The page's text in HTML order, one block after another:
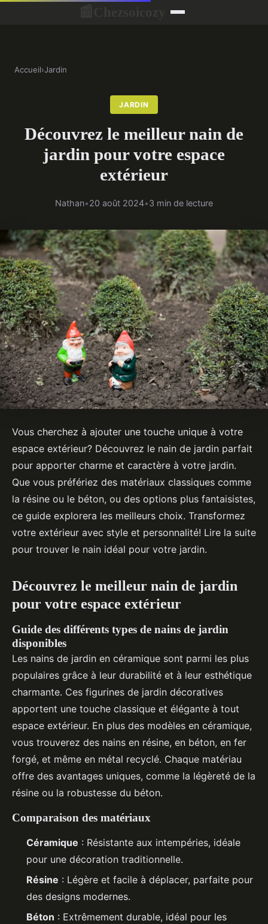
Accueil›Jardin
JARDIN
Découvrez le meilleur nain de
jardin pour votre espace
extérieur
Nathan•20 août 2024•3 min de lecture
Vous cherchez à ajouter une touche unique à votre
espace extérieur? Découvrez le nain de jardin parfait
pour apporter charme et caractère à votre jardin.
Que vous préfériez des matériaux classiques comme
la résine ou le béton, ou des options plus fantaisistes,
ce guide explorera les meilleurs choix. Transformez
votre extérieur avec style et personnalité! Lire la suite
pour trouver le nain idéal pour votre jardin.
Découvrez le meilleur nain de jardin
pour votre espace extérieur
Guide des différents types de nains de jardin
disponibles
Les nains de jardin en céramique sont parmi les plus
populaires grâce à leur durabilité et à leur esthétique
charmante. Ces figurines de jardin décoratives
apportent une touche classique et élégante à tout
espace extérieur. En plus des modèles en céramique,
vous trouverez des nains en résine, en béton, en fer
forgé, et même en métal recyclé. Chaque matériau
offre des avantages uniques, comme la légèreté de la
résine ou la robustesse du béton.
Comparaison des matériaux
Céramique : Résistante aux intempéries, idéale
pour une décoration traditionnelle.
Résine : Légère et facile à déplacer, parfaite pour
des designs modernes.
Béton : Extrêmement durable, idéal pour les